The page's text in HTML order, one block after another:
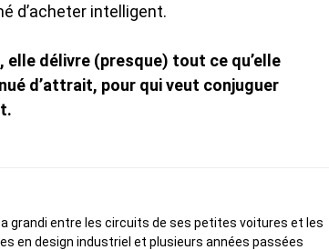
d’acheter intelligent.
délivre (presque) tout ce qu’elle
d’attrait, pour qui veut conjuguer
grandi entre les circuits de ses petites voitures et les
en design industriel et plusieurs années passées